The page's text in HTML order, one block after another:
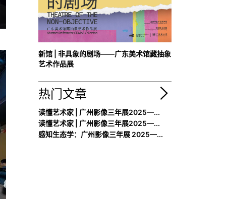
新馆 | 非具象的剧场——广东美术馆藏抽象
艺术作品展
热门文章
读懂艺术家 | 广州影像三年展2025—...
读懂艺术家 | 广州影像三年展2025—...
感知生态学：广州影像三年展 2025—...